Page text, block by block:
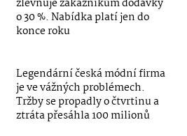
zlevňuje zákazníkům dodávky
o 30 %. Nabídka platí jen do
konce roku
Legendární česká módní firma
je ve vážných problémech.
Tržby se propadly o čtvrtinu a
ztráta přesáhla 100 milionů